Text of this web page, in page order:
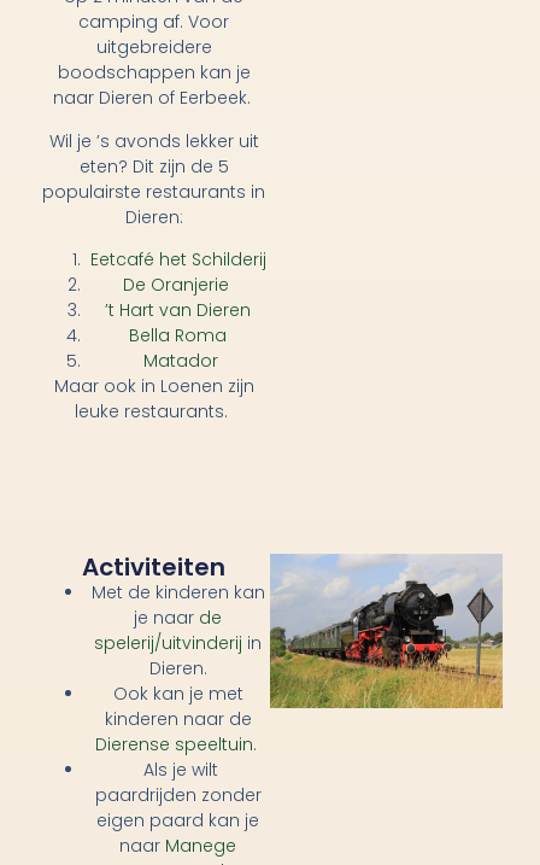
camping af. Voor
uitgebreidere
boodschappen kan je
naar Dieren of Eerbeek.
Wil je ’s avonds lekker uit
eten? Dit zijn de 5
populairste restaurants in
Dieren:
Eetcafé het Schilderij
De Oranjerie
’t Hart van Dieren
Bella Roma
Matador
Maar ook in Loenen zijn
leuke restaurants.
Activiteiten
Met de kinderen kan
je naar de
spelerij/uitvinderij in
Dieren.
Ook kan je met
kinderen naar de
Dierense speeltuin.
Als je wilt
paardrijden zonder
eigen paard kan je
naar Manege